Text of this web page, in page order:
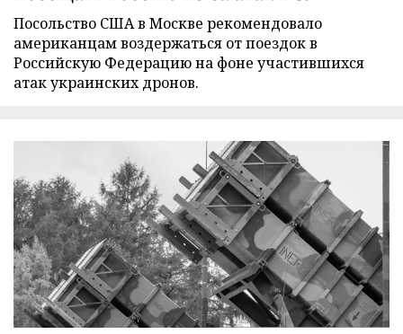
Посольство США в Москве рекомендовало
американцам воздержаться от поездок в
Российскую Федерацию на фоне участившихся
атак украинских дронов.